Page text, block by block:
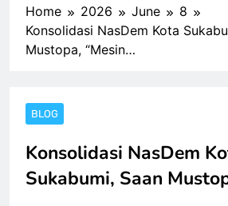
Home 2026 June
8
Konsolidasi NasDem Kota
Mustopa, “Mesin…
BLOG
Konsolidasi NasDem
Sukabumi, Saan